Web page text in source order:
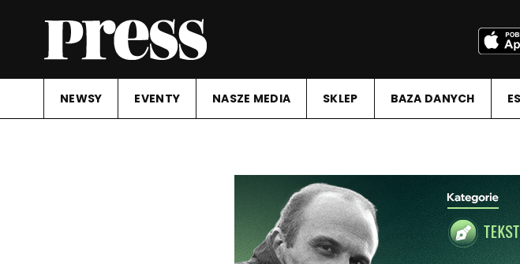
NEWSY EVENTY NASZE MEDIA SKLEP BAZA DANYCH